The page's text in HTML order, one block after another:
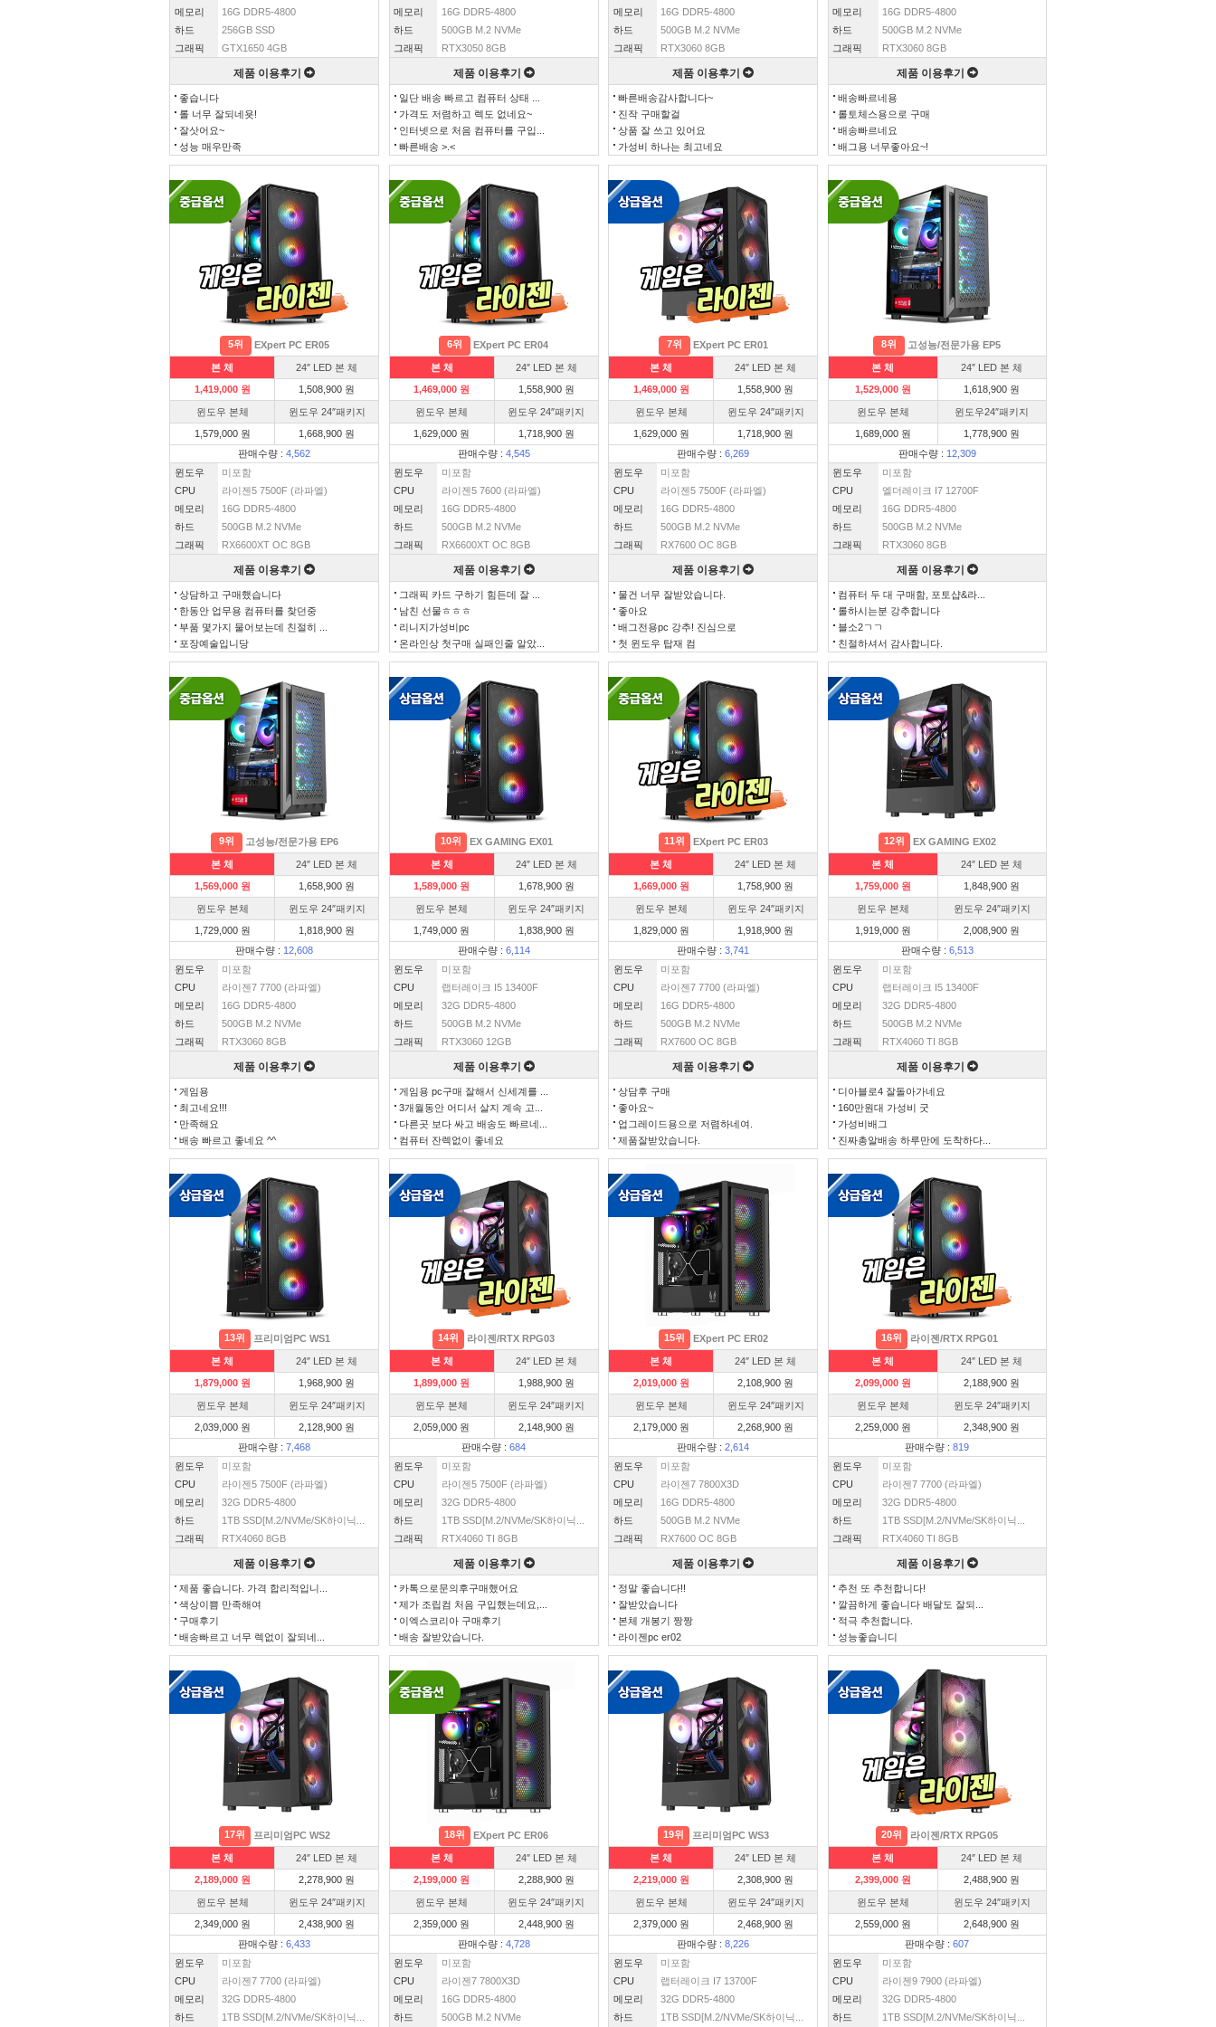
메모리
16G DDR5-4800
하드
256GB SSD
그래픽
GTX1650 4GB
제품 이용후기
좋습니다
롤 너무 잘되네욧!
잘삿어요~
성능 매우만족
메모리
16G DDR5-4800
하드
500GB M.2 NVMe
그래픽
RTX3050 8GB
제품 이용후기
일단 배송 빠르고 컴퓨터 상태 ...
가격도 저렴하고 렉도 없네요~
인터넷으로 처음 컴퓨터를 구입...
빠른배송 >.<
메모리
16G DDR5-4800
하드
500GB M.2 NVMe
그래픽
RTX3060 8GB
제품 이용후기
빠른배송감사합니다~
진작 구매할걸
상품 잘 쓰고 있어요
가성비 하나는 최고네요
메모리
16G DDR5-4800
하드
500GB M.2 NVMe
그래픽
RTX3060 8GB
제품 이용후기
배송빠르네용
롤토체스용으로 구매
배송빠르네요
배그용 너무좋아요~!
5위 EXpert PC ER05
본 체
24″ LED 본 체
1,419,000 원
1,508,900 원
윈도우 본체
윈도우 24″패키지
1,579,000 원
1,668,900 원
판매수량 : 4,562
윈도우
미포함
CPU
라이젠5 7500F (라파엘)
메모리
16G DDR5-4800
하드
500GB M.2 NVMe
그래픽
RX6600XT OC 8GB
제품 이용후기
상담하고 구매했습니다
한동안 업무용 컴퓨터를 찾던중
부품 몇가지 물어보는데 친절히 ...
포장예술입니당
6위 EXpert PC ER04
본 체
24″ LED 본 체
1,469,000 원
1,558,900 원
윈도우 본체
윈도우 24″패키지
1,629,000 원
1,718,900 원
판매수량 : 4,545
윈도우
미포함
CPU
라이젠5 7600 (라파엘)
메모리
16G DDR5-4800
하드
500GB M.2 NVMe
그래픽
RX6600XT OC 8GB
제품 이용후기
그래픽 카드 구하기 힘든데 잘 ...
남친 선물ㅎㅎㅎ
리니지가성비pc
온라인상 첫구매 실패인줄 알았...
7위 EXpert PC ER01
본 체
24″ LED 본 체
1,469,000 원
1,558,900 원
윈도우 본체
윈도우 24″패키지
1,629,000 원
1,718,900 원
판매수량 : 6,269
윈도우
미포함
CPU
라이젠5 7500F (라파엘)
메모리
16G DDR5-4800
하드
500GB M.2 NVMe
그래픽
RX7600 OC 8GB
제품 이용후기
물건 너무 잘받았습니다.
좋아요
배그전용pc 강추! 진심으로
첫 윈도우 탑재 컴
8위 고성능/전문가용 EP5
본 체
24″ LED 본 체
1,529,000 원
1,618,900 원
윈도우 본체
윈도우24″패키지
1,689,000 원
1,778,900 원
판매수량 : 12,309
윈도우
미포함
CPU
엘더레이크 I7 12700F
메모리
16G DDR5-4800
하드
500GB M.2 NVMe
그래픽
RTX3060 8GB
제품 이용후기
컴퓨터 두 대 구매함, 포토샵&라...
롤하시는분 강추합니다
블소2ㄱㄱ
친절하셔서 감사합니다.
9위 고성능/전문가용 EP6
본 체
24″ LED 본 체
1,569,000 원
1,658,900 원
윈도우 본체
윈도우 24″패키지
1,729,000 원
1,818,900 원
판매수량 : 12,608
윈도우
미포함
CPU
라이젠7 7700 (라파엘)
메모리
16G DDR5-4800
하드
500GB M.2 NVMe
그래픽
RTX3060 8GB
제품 이용후기
게임용
최고네요!!!
만족해요
배송 빠르고 좋네요 ^^
10위 EX GAMING EX01
본 체
24″ LED 본 체
1,589,000 원
1,678,900 원
윈도우 본체
윈도우 24″패키지
1,749,000 원
1,838,900 원
판매수량 : 6,114
윈도우
미포함
CPU
랩터레이크 I5 13400F
메모리
32G DDR5-4800
하드
500GB M.2 NVMe
그래픽
RTX3060 12GB
제품 이용후기
게임용 pc구매 잘해서 신세계를 ...
3개월동안 어디서 살지 계속 고...
다른곳 보다 싸고 배송도 빠르네...
컴퓨터 잔렉없이 좋네요
11위 EXpert PC ER03
본 체
24″ LED 본 체
1,669,000 원
1,758,900 원
윈도우 본체
윈도우 24″패키지
1,829,000 원
1,918,900 원
판매수량 : 3,741
윈도우
미포함
CPU
라이젠7 7700 (라파엘)
메모리
16G DDR5-4800
하드
500GB M.2 NVMe
그래픽
RX7600 OC 8GB
제품 이용후기
상담후 구매
좋아요~
업그레이드용으로 저렴하네여.
제품잘받았습니다.
12위 EX GAMING EX02
본 체
24″ LED 본 체
1,759,000 원
1,848,900 원
윈도우 본체
윈도우 24″패키지
1,919,000 원
2,008,900 원
판매수량 : 6,513
윈도우
미포함
CPU
랩터레이크 I5 13400F
메모리
32G DDR5-4800
하드
500GB M.2 NVMe
그래픽
RTX4060 TI 8GB
제품 이용후기
디아블로4 잘돌아가네요
160만원대 가성비 굿
가성비배그
진짜총알배송 하루만에 도착하다...
13위 프리미엄PC WS1
본 체
24″ LED 본 체
1,879,000 원
1,968,900 원
윈도우 본체
윈도우 24″패키지
2,039,000 원
2,128,900 원
판매수량 : 7,468
윈도우
미포함
CPU
라이젠5 7500F (라파엘)
메모리
32G DDR5-4800
하드
1TB SSD[M.2/NVMe/SK하이닉...
그래픽
RTX4060 8GB
제품 이용후기
제품 좋습니다. 가격 합리적입니...
색상이쁨 만족해여
구매후기
배송빠르고 너무 렉없이 잘되네...
14위 라이젠/RTX RPG03
본 체
24″ LED 본 체
1,899,000 원
1,988,900 원
윈도우 본체
윈도우 24″패키지
2,059,000 원
2,148,900 원
판매수량 : 684
윈도우
미포함
CPU
라이젠5 7500F (라파엘)
메모리
32G DDR5-4800
하드
1TB SSD[M.2/NVMe/SK하이닉...
그래픽
RTX4060 TI 8GB
제품 이용후기
카톡으로문의후구매했어요
제가 조립컴 처음 구입했는데요,...
이엑스코리아 구매후기
배송 잘받았습니다.
15위 EXpert PC ER02
본 체
24″ LED 본 체
2,019,000 원
2,108,900 원
윈도우 본체
윈도우 24″패키지
2,179,000 원
2,268,900 원
판매수량 : 2,614
윈도우
미포함
CPU
라이젠7 7800X3D
메모리
16G DDR5-4800
하드
500GB M.2 NVMe
그래픽
RX7600 OC 8GB
제품 이용후기
정말 좋습니다!!
잘받았습니다
본체 개봉기 짱짱
라이젠pc er02
16위 라이젠/RTX RPG01
본 체
24″ LED 본 체
2,099,000 원
2,188,900 원
윈도우 본체
윈도우 24″패키지
2,259,000 원
2,348,900 원
판매수량 : 819
윈도우
미포함
CPU
라이젠7 7700 (라파엘)
메모리
32G DDR5-4800
하드
1TB SSD[M.2/NVMe/SK하이닉...
그래픽
RTX4060 TI 8GB
제품 이용후기
추천 또 추천합니다!
깔끔하게 좋습니다 배달도 잘되...
적극 추천합니다.
성능좋습니디
17위 프리미엄PC WS2
본 체
24″ LED 본 체
2,189,000 원
2,278,900 원
윈도우 본체
윈도우 24″패키지
2,349,000 원
2,438,900 원
판매수량 : 6,433
윈도우
미포함
CPU
라이젠7 7700 (라파엘)
메모리
32G DDR5-4800
하드
1TB SSD[M.2/NVMe/SK하이닉...
18위 EXpert PC ER06
본 체
24″ LED 본 체
2,199,000 원
2,288,900 원
윈도우 본체
윈도우 24″패키지
2,359,000 원
2,448,900 원
판매수량 : 4,728
윈도우
미포함
CPU
라이젠7 7800X3D
메모리
16G DDR5-4800
하드
500GB M.2 NVMe
19위 프리미엄PC WS3
본 체
24″ LED 본 체
2,219,000 원
2,308,900 원
윈도우 본체
윈도우 24″패키지
2,379,000 원
2,468,900 원
판매수량 : 8,226
윈도우
미포함
CPU
랩터레이크 I7 13700F
메모리
32G DDR5-4800
하드
1TB SSD[M.2/NVMe/SK하이닉...
20위 라이젠/RTX RPG05
본 체
24″ LED 본 체
2,399,000 원
2,488,900 원
윈도우 본체
윈도우 24″패키지
2,559,000 원
2,648,900 원
판매수량 : 607
윈도우
미포함
CPU
라이젠9 7900 (라파엘)
메모리
32G DDR5-4800
하드
1TB SSD[M.2/NVMe/SK하이닉...